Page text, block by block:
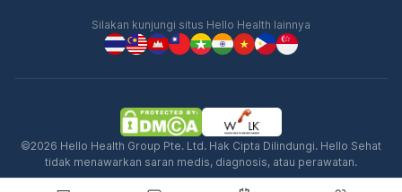
Silakan kunjungi situs Hello Health lainnya
©2026 Hello Health Group Pte. Ltd. Hak Cipta Dilindungi. Hello Sehat
tidak menawarkan saran medis, diagnosis, atau perawatan.